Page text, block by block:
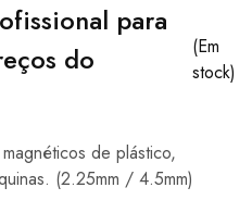
para
do
(Em
stock)
de plástico,
(2.25mm / 4.5mm)